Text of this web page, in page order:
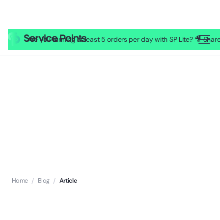
Are you running at least 5 orders per day with SP Lite? 🎥
Home / Blog / Article